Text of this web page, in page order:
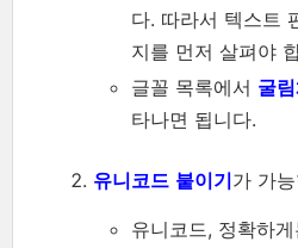
다. 따라서 텍스트
지를 먼저 살펴야
글꼴 목록에서 굴
타나면 됩니다.
유니코드 붙이기가 가
유니코드, 정확하게